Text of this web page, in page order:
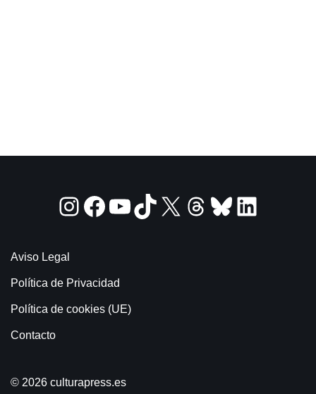
Aviso Legal
Política de Privacidad
Política de cookies (UE)
Contacto
© 2026 culturapress.es